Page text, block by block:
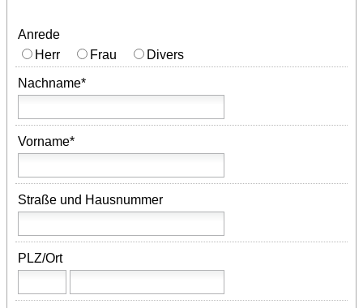
Anrede
Herr
Frau Divers
Nachname*
Vorname*
Straße und Hausnummer
PLZ/Ort